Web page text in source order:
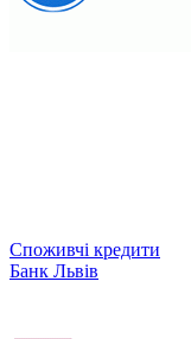
Споживчі кредити
Банк Львів